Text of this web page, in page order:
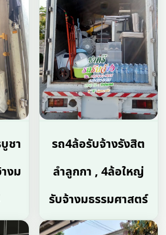
ชา
งม
รถ4ล้อรับจ้างรังสิต
ลำลูกกา , 4ล้อใหญ่
รับจ้างมธรรมศาสตร์